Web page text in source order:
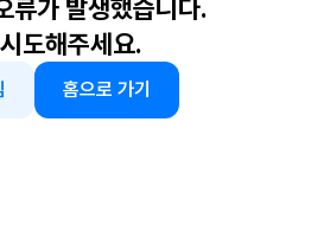
류가 발생했습니다.
도해주세요.
홈으로 가기